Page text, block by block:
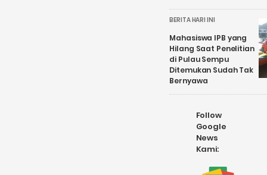
BERITA HARI INI
Mahasiswa IPB yang
Hilang Saat Penelitian
di Pulau Sempu
Ditemukan Sudah Tak
Bernyawa
Follow
Google
News
Kami: